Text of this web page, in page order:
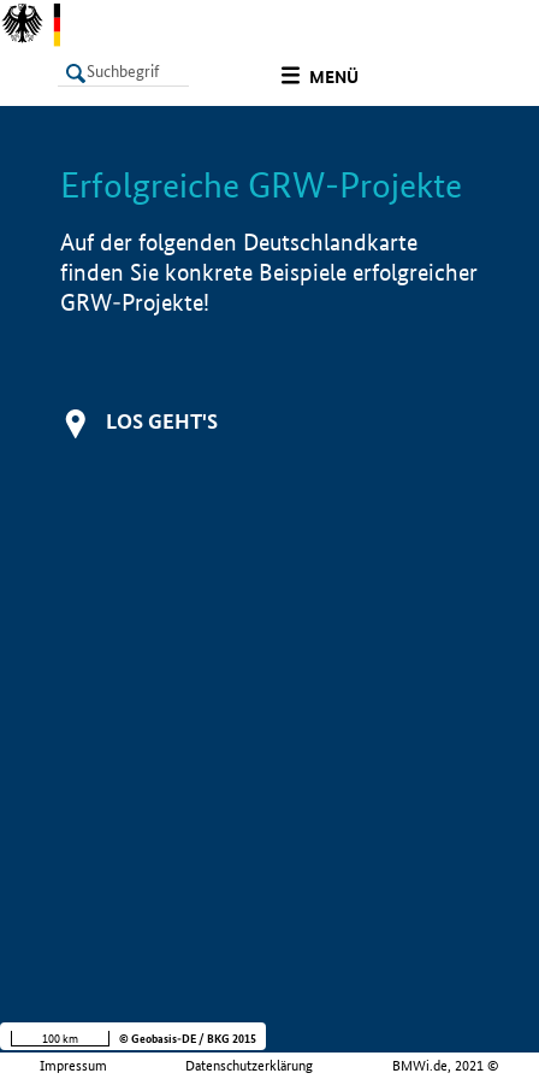
MENÜ
LISTE Info
Erfolgreiche GRW-Projekte
Auf der folgenden Deutschlandkarte
finden Sie konkrete Beispiele erfolgreicher
GRW-Projekte!
LOS GEHT'S
Impressum Datenschutzerklärung BMWi.de, 2021 ©
100 km © Geobasis-DE / BKG 2015